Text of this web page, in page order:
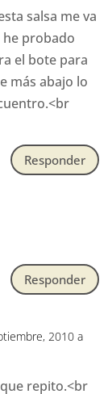
salsa me va
he probado
el bote para
más abajo lo
Responder
Responder
2010 a
repito.<br